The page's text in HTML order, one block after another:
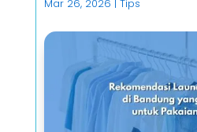
Mar 26, 2026 |Tips